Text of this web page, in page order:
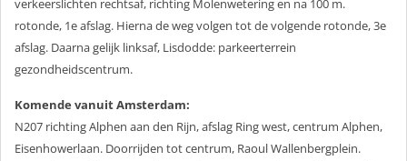
verkeerslichten rechtsaf, richting Molenwetering en na 100 m.
rotonde, 1e afslag. Hierna de weg volgen tot de volgende rotonde, 3e
afslag. Daarna gelijk linksaf, Lisdodde: parkeerterrein
gezondheidscentrum.
Komende vanuit Amsterdam:
N207 richting Alphen aan den Rijn, afslag Ring west, centrum Alphen,
Eisenhowerlaan. Doorrijden tot centrum, Raoul Wallenbergplein.